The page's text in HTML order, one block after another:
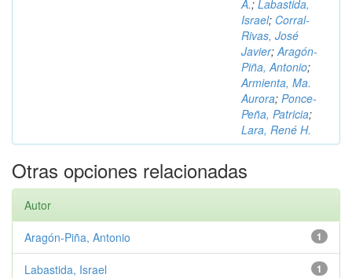
A.; Labastida,
Israel; Corral-
Rivas, José
Javier;Aragón-
Piña, Antonio;
Armienta, Ma.
Aurora; Ponce-
Peña, Patricia;
Lara, René H.
Otras opciones relacionadas
Autor
1
Aragón-Piña, Antonio
1
Labastida, Israel